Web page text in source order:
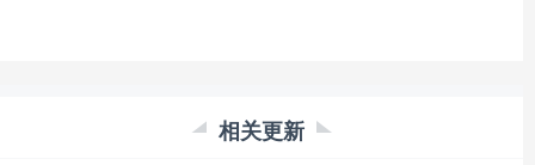
相关更新